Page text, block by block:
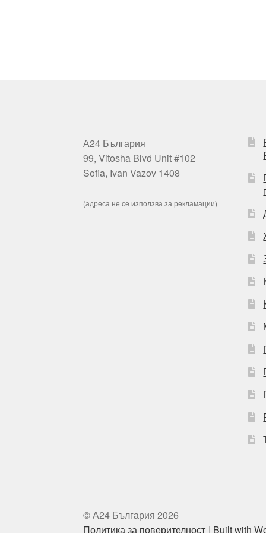
А24 България
99, Vitosha Blvd Unit #102
Sofia, Ivan Vazov 1408
(адреса не се използва за рекламации)
© А24 България 2026
Политика за поверителност
Built with